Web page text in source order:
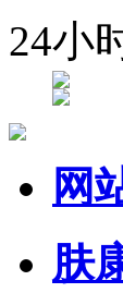
24小
网
肤